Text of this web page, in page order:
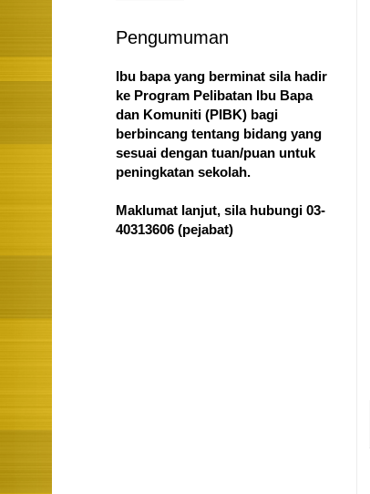
Pengumuman
Ibu bapa yang berminat sila hadir
ke Program Pelibatan Ibu Bapa
dan Komuniti (PIBK) bagi
berbincang tentang bidang yang
sesuai dengan tuan/puan untuk
peningkatan sekolah.
Maklumat lanjut, sila hubungi 03-
40313606 (pejabat)